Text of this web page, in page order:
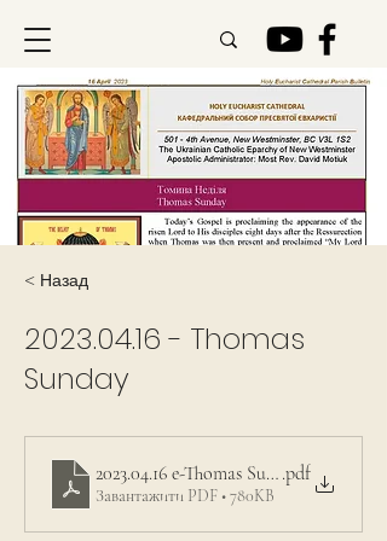
< Назад
2023.04.16 - Thomas
Sunday
2023.04.16 e-Thomas Sunday
.pdf
Завантажити PDF • 780KB